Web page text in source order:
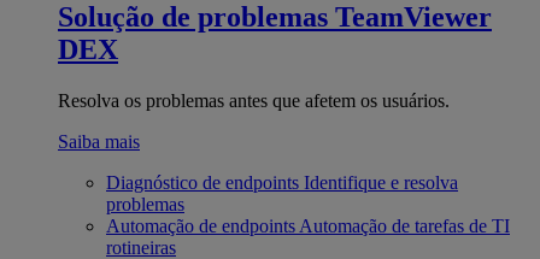
Solução de problemas TeamViewer
DEX
Resolva os problemas antes que afetem os usuários.
Saiba mais
Diagnóstico de endpoints Identifique e resolva
problemas
Automação de endpoints Automação de tarefas de TI
rotineiras